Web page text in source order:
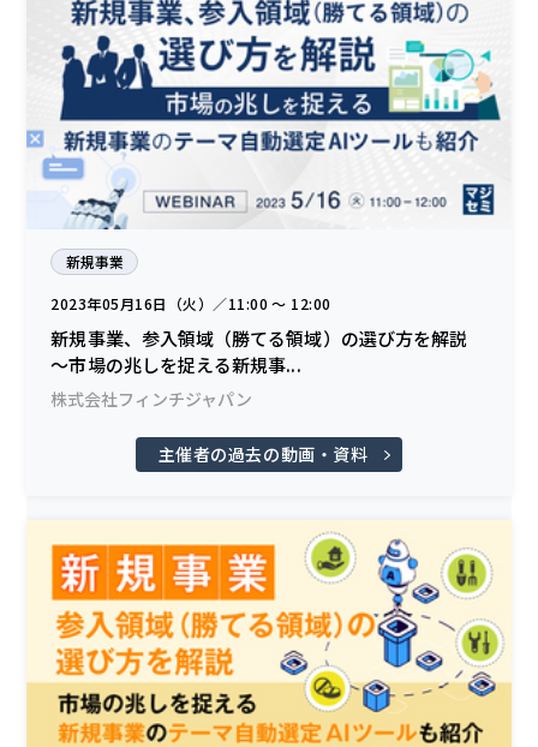
新規事業
2023年05月16日（火）／11:00 〜 12:00
新規事業、参入領域（勝てる領域）の選び方を解説
～市場の兆しを捉える新規事...
株式会社フィンチジャパン
主催者の過去の動画・資料